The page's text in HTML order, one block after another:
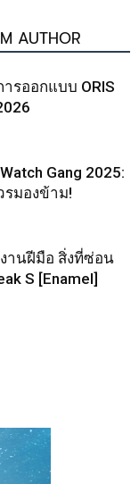
AUTHOR
ารออกแบบ ORIS
Gang 2025:
รมองข้าม!
านฝีมือ สิ่งที่ซ่อน
S [Enamel]